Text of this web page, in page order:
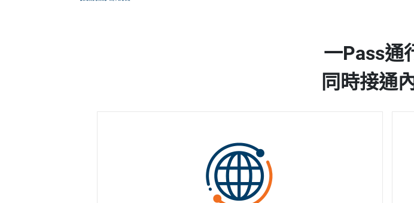
一Pass通
同時接通